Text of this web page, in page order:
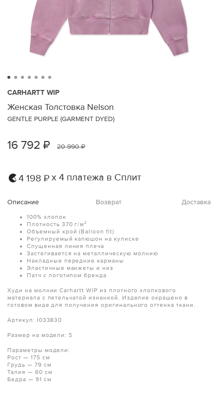
CARHARTT WIP
Женская Толстовка Nelson
GENTLE PURPLE (GARMENT DYED)
16 792 ₽ 20 990 ₽
4 198 ₽ х 4 платежа в Сплит
Описание Возврат Доставка
100% хлопок
Плотность 370 г/м²
Объемный крой (Balloon fit)
Регулируемый капюшон на кулиске
Спущенная линия плеча
Застегивается на металлическую молнию
Накладные передние карманы
Эластичные манжеты и низ
Патч с логотипом бренда
Худи на молнии Carhartt WIP из плотного хлопкового
материала с петельчатой изнанкой. Изделие окрашено в
готовом виде для получения оригинального оттенка ткани.
Артикул: I033830
Размер на модели: S
Параметры модели:
Рост — 175 см
Грудь — 79 см
Талия — 60 см
Бедра — 91 см